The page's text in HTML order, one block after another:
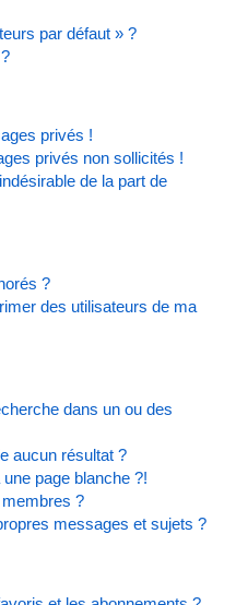
par défaut » ?
privés !
privés non sollicités !
de la part de
?
des utilisateurs de ma
dans un ou des
aucun résultat ?
page blanche ?!
?
messages et sujets ?